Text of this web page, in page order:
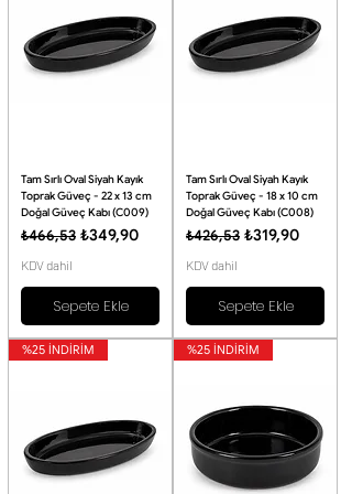
Tam Sırlı Oval Siyah Kayık
Toprak Güveç - 22 x 13 cm
Doğal Güveç Kabı (C009)
Normal Fiyat
₺466,53 İndirimli Fiyat
₺349,90
KDV dahil
Sepete Ekle
Tam Sırlı Oval Siyah Kayık
Toprak Güveç - 18 x 10 cm
Doğal Güveç Kabı (C008)
Normal Fiyat
₺426,53 İndirimli Fiyat
₺319,90
KDV dahil
Sepete Ekle
%25 İNDİRİM %25 İNDİRİM